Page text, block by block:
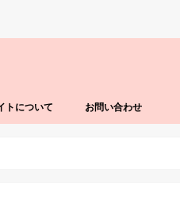
トについて お問い合わせ